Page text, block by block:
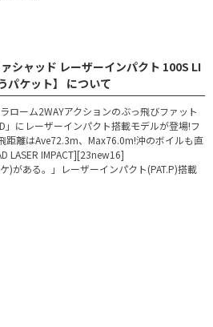
シャッド レーザーインパクト 100S LI
パケット】 について
ローム2WAYアクションのぶっ飛びファット
」にレーザーインパクト搭載モデルが登場!フ
距離はAve72.3m、Max76.0m!沖のボイルも直
LASER IMPACT][23new16]
)がある。」レーザーインパクト(PAT.P)搭載